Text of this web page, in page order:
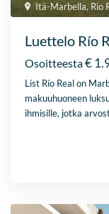
Itä-Marbella,Rio
Luettelo Río
Osoitteesta€
List Río Real on
makuuhuoneen
ihmisille, jotka